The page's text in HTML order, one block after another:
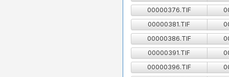
00000376.TIF
00000381.TIF
00000386.TIF
00000391.TIF
00000396.TIF